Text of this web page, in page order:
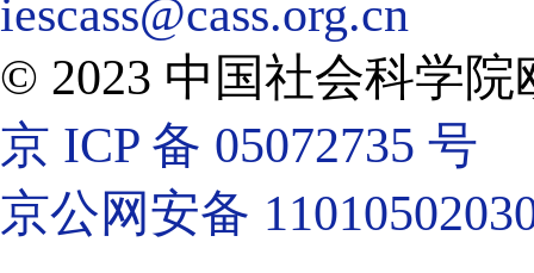
iescass@cass.org.cn
© 2023 中国社会科学
京 ICP 备 05072735 号
京公网安备